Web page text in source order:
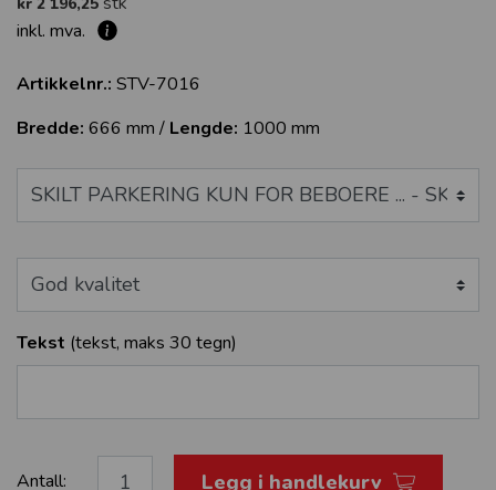
inkl. mva.
Artikkelnr.: STV-7016
Bredde: 666 mm / Lengde: 1000 mm
Tekst (tekst, maks 30 tegn)
Antall: Legg i handlekurv